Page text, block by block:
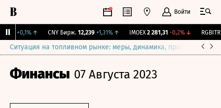
Войти
+0,1% ↑ CNY Бирж. 12,239 +1,31% ↑ IMOEX 2 281,31 -0,2%↓ RGBITR
Ситуация на топливном рынке: меры, динамика, прогнозы
Финансы 07 Августа 2023